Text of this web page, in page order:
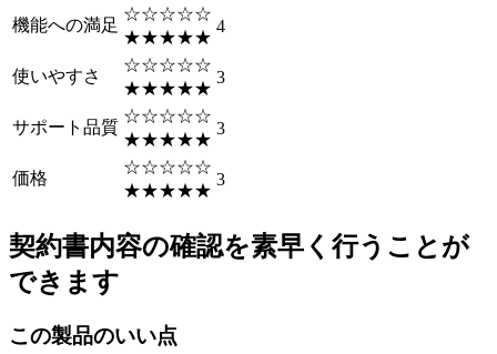
機能への満足
☆☆☆☆☆
★★★★★
4
使いやすさ
☆☆☆☆☆
★★★★★
3
サポート品質
☆☆☆☆☆
★★★★★
3
価格
☆☆☆☆☆
★★★★★
3
契約書内容の確認を素早く行うことが
できます
この製品のいい点